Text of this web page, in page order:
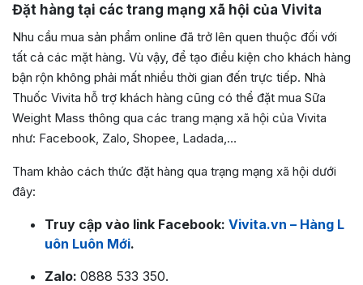
Đặt hàng tại các trang mạng xã hội của Vivita
Nhu cầu mua sản phẩm online đã trở lên quen thuộc đối với
tất cả các mặt hàng. Vù vậy, để tạo điều kiện cho khách hàng
bận rộn không phải mất nhiều thời gian đến trực tiếp. Nhà
Thuốc Vivita hỗ trợ khách hàng cũng có thể đặt mua Sữa
Weight Mass thông qua các trang mạng xã hội của Vivita
như: Facebook, Zalo, Shopee, Ladada,…
Tham khảo cách thức đặt hàng qua trạng mạng xã hội dưới
đây:
Truy cập vào link Facebook: Vivita.vn – Hàng L
uôn Luôn Mới.
Zalo: 0888 533 350.